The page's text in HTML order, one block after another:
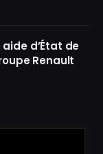
d’État de
Renault